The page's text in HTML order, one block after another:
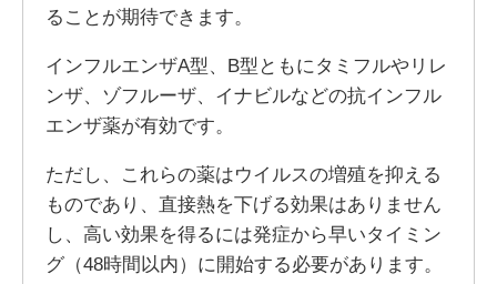
ることが期待できます。
インフルエンザA型、B型ともにタミフルやリレ
ンザ、ゾフルーザ、イナビルなどの抗インフル
エンザ薬が有効です。
ただし、これらの薬はウイルスの増殖を抑える
ものであり、直接熱を下げる効果はありません
し、高い効果を得るには発症から早いタイミン
グ（48時間以内）に開始する必要があります。